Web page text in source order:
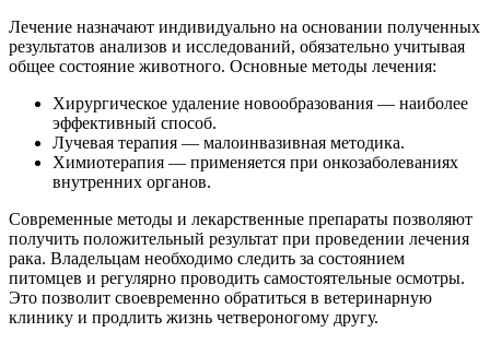
Лечение назначают индивидуально на основании полученных
результатов анализов и исследований, обязательно учитывая
общее состояние животного. Основные методы лечения:
Хирургическое удаление новообразования — наиболее
эффективный способ.
Лучевая терапия — малоинвазивная методика.
Химиотерапия — применяется при онкозаболеваниях
внутренних органов.
Современные методы и лекарственные препараты позволяют
получить положительный результат при проведении лечения
рака. Владельцам необходимо следить за состоянием
питомцев и регулярно проводить самостоятельные осмотры.
Это позволит своевременно обратиться в ветеринарную
клинику и продлить жизнь четвероногому другу.